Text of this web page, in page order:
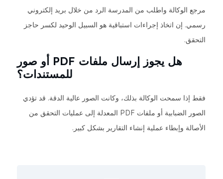
مرجع الوكالة واطلب من المدرسة الرد من خلال بريد إلكتروني
رسمي. إن اتخاذ إجراءات استباقية هو السبيل الوحيد لكسر حاجز
التحقق.
هل يجوز إرسال ملفات PDF أو صور
للمستندات؟
فقط إذا سمحت الوكالة بذلك، وكانت الصور عالية الدقة. قد تؤدي
الصور الضبابية أو ملفات PDF المعدلة إلى عمليات التحقق من
الأصالة وإبطاء عملية إنشاء التقارير بشكل كبير.